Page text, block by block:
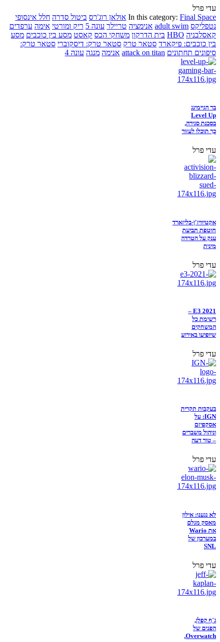
עדי פרל
In this category: Final Space אולאן רוג'רס ביטול סדרה חלל אינסופי
נטפליקס adult swim אנימציה טריילר עונה 5 ריק ומורטי אימה ערפדים
קאסלבניה HBO בית הדרקון משחקי הכס קאסט מסע בין כוכבים מסע
בין כוכבים: פיקארד סטאר טרק סטאר טרק: דיסקוברי סטאר טרק:
סיפונים תחתונים attack on titan אנימה מנגה עונה 4
בר הגיימינג
Level Up
בסכנת סגירה,
כך תוכלו לעזור
עדי פרל
אקטיוויז'ן-בליזארד
חוטפת תביעת
ענק על הטרדה
מינית
עדי פרל
E3 2021 –
רשימת כל
המשחקים
שיופיעו באירוע
עדי פרל
בעקבות תקרית
IGN: על
אסקפיזם
וניהול משברים
– טור דעה
עדי פרל
לא נגענו: אילון
מאסק מגלם
את Wario
במערכון של
SNL
עדי פרל
ג'ף קפלן,
הפנים של
Overwatch,